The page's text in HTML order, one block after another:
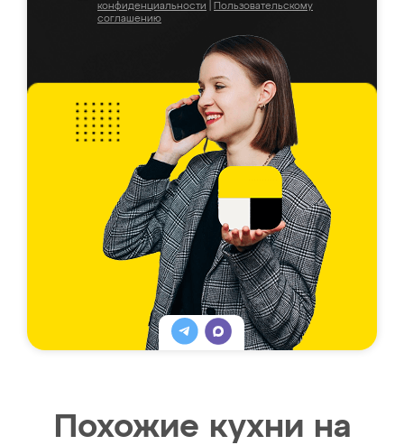
конфиденциальности
Пользовательскому
соглашению
Похожие кухни на